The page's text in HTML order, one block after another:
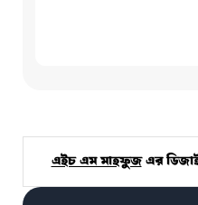
এইচ এম মাহফুজএর